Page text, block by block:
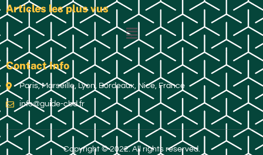
Articles les plus vus
Contact Info
Paris, Marseille, Lyon, Bordeaux, Nice, France
info@guide-cbd.fr
Copyright © 2022. All rights reserved.